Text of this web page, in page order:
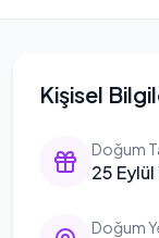
Kişisel
Doğum
25 Eylül
Doğum